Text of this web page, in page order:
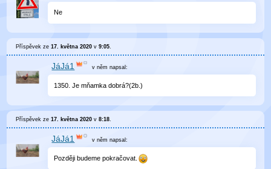
Ne
Příspěvek ze17. května 2020 v9:05.
JáJá1 v něm napsal:
1350. Je mňamka dobrá?(2b.)
Příspěvek ze17. května 2020 v8:18.
JáJá1 v něm napsal:
Později budeme pokračovat.